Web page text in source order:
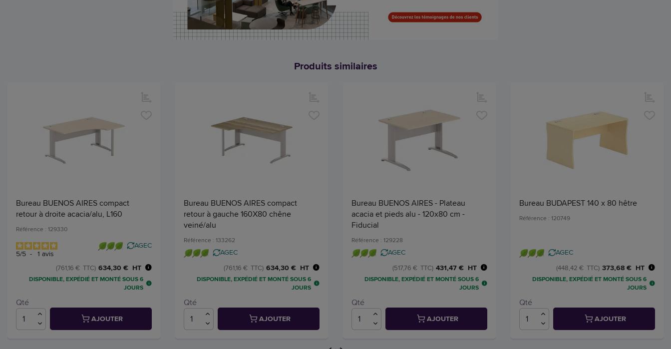
Produits similaires
Bureau BUENOS AIRES compact
retour à droite acacia/alu, L160
Référence : 129330
5/5 - 1 avis
AGEC
634,30 € HT
(761,16 € TTC)
DISPONIBLE, EXPÉDIÉ ET MONTÉ SOUS 6
JOURS
Qté
AJOUTER
Bureau BUENOS AIRES compact
retour à gauche 160X80 chêne
veiné/alu
Référence : 133262
AGEC
634,30 € HT
(761,16 € TTC)
DISPONIBLE, EXPÉDIÉ ET MONTÉ SOUS 6
JOURS
Qté
AJOUTER
Bureau BUENOS AIRES - Plateau
acacia et pieds alu - 120x80 cm -
Fiducial
Référence : 129228
AGEC
431,47 € HT
(517,76 € TTC)
DISPONIBLE, EXPÉDIÉ ET MONTÉ SOUS 6
JOURS
Qté
AJOUTER
Bureau BUDAPEST 140 x 80 hêtre
Référence : 120749
AGEC
373,68 € HT
(448,42 € TTC)
DISPONIBLE, EXPÉDIÉ ET MONTÉ SOUS 6
JOURS
Qté
AJOUTER